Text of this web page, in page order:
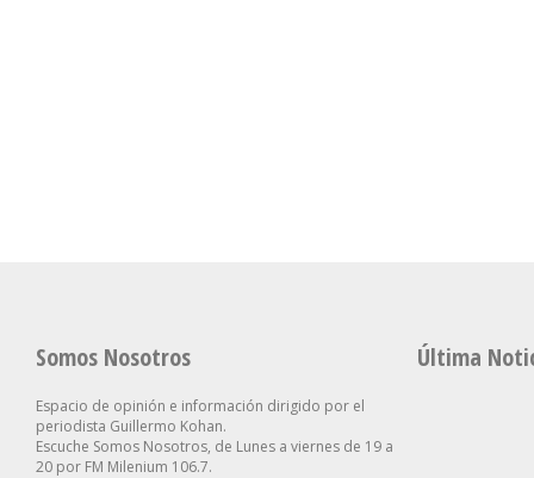
Somos Nosotros
Espacio de opinión e información dirigido por el
periodista Guillermo Kohan.
Escuche Somos Nosotros, de Lunes a viernes de 19 a
20 por FM Milenium 106.7.
Última